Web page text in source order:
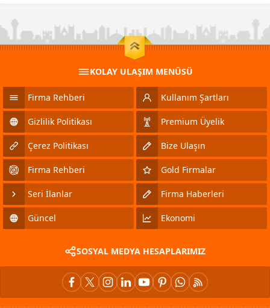
KOLAY ULAŞIM MENÜSÜ
Firma Rehberi Kullanım Şartları
Gizlilik Politikası Premium Üyelik
Çerez Politikası Bize Ulaşın
Firma Rehberi Gold Firmalar
Seri İlanlar Firma Haberleri
Güncel Ekonomi
SOSYAL MEDYA HESAPLARIMIZ